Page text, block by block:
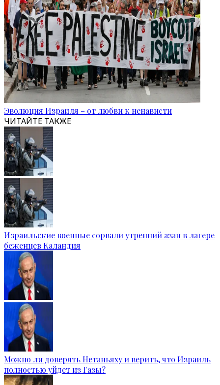
Эволюция Израиля – от любви к ненависти
ЧИТАЙТЕ ТАКЖЕ
Израильские военные сорвали утренний азан в лагере
беженцев Каландия
Можно ли доверять Нетаньяху и верить, что Израиль
полностью уйдет из Газы?